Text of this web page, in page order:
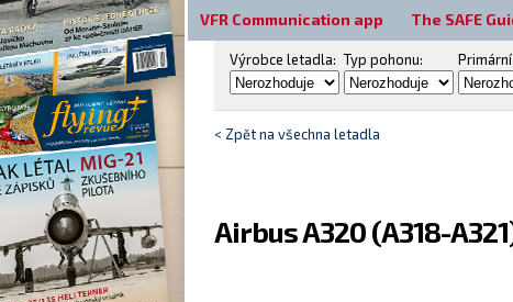
Airbus A320 (A318-
Výrobce letadla: Typ pohonu:
< Zpět na všechna letadla
VFR Communication app The SAFE